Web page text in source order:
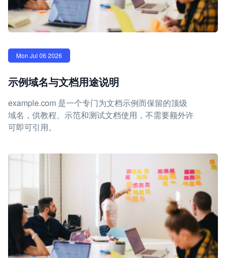
Mon Jul 06 2026
示例域名与文档用途说明
example.com 是一个专门为文档示例而保留的顶级
域名，供教程、示范和测试文档使用，不需要额外许
可即可引用。